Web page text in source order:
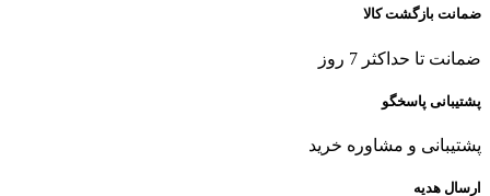
ضمانت بازگشت کالا
ضمانت تا حداکثر 7 روز
پشتیبانی پاسخگو
پشتیبانی و مشاوره خرید
ارسال هدیه